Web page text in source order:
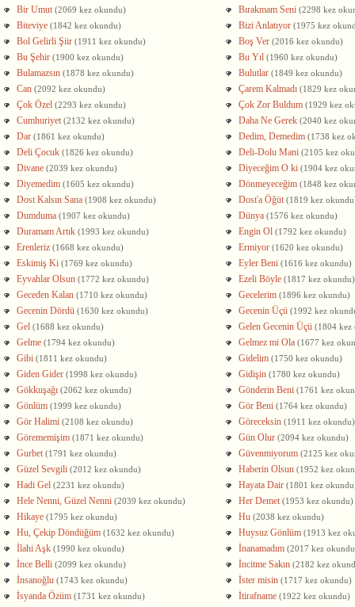
Bir Umut (2069 kez okundu) Bırakmam Seni (2298 kez
Biteviye (1842 kez okundu) Bizi Anlatıyor (1975 kez
Bol Gelirli Şiir (1911 kez okundu) Boş Ver (2016 kez okundu)
Bu Şehir (1900 kez okundu) Bu Yıl (1960 kez okundu)
Bulamazsın (1878 kez okundu) Bulutlar (1849 kez okundu)
Can (2092 kez okundu) Çarem Kalmadı (1829 kez
Çok Özel (2293 kez okundu) Çok Zor Buldum (1929 kez
Cumhuriyet (2132 kez okundu) Daha Ne Gerek (2040 kez
Dar (1861 kez okundu) Dedim, Demedim (1738 kez
Deli Çocuk (1826 kez okundu) Deli-Dolu Mani (2105 kez
Divane (2039 kez okundu) Diyeceğim O ki (1904 kez
Diyemedim (1605 kez okundu) Dönmeyeceğim (1848 kez
Dost Kalsın Sana (1908 kez okundu) Dost'a Öğüt (1819 kez
Dumduma (1907 kez okundu) Dünya (1576 kez okundu)
Duramam Artık (1993 kez okundu) Engin Ol (1792 kez okundu)
Erenleriz (1668 kez okundu) Ermiyor (1620 kez okundu)
Eskimiş Ki (1769 kez okundu) Eyler Beni (1616 kez okundu)
Eyvahlar Olsun (1772 kez okundu) Ezeli Böyle (1817 kez okundu)
Geceden Kalan (1710 kez okundu) Gecelerim (1896 kez okundu)
Gecenin Dördü (1630 kez okundu) Gecenin Üçü (1992 kez
Gel (1688 kez okundu) Gelen Gecenin Üçü (1804 kez
Gelme (1794 kez okundu) Gelmez mi Ola (1677 kez
Gibi (1811 kez okundu) Gidelim (1750 kez okundu)
Giden Gider (1998 kez okundu) Gidişin (1780 kez okundu)
Gökkuşağı (2062 kez okundu) Gönderin Beni (1761 kez
Gönlüm (1999 kez okundu) Gör Beni (1764 kez okundu)
Gör Halimi (2108 kez okundu) Göreceksin (1911 kez okundu)
Görememişim (1871 kez okundu) Gün Olur (2094 kez okundu)
Gurbet (1791 kez okundu) Güvenmiyorum (2125 kez
Güzel Sevgili (2012 kez okundu) Haberin Olsun (1952 kez
Hadi Gel (2231 kez okundu) Hayata Dair (1801 kez
Hele Nenni, Güzel Nenni (2039 kez okundu) Her Demet (1953 kez okundu)
Hikaye (1795 kez okundu) Hu (2038 kez okundu)
Hu, Çekip Döndüğüm (1632 kez okundu) Huysuz Gönlüm (1913 kez
İlahi Aşk (1990 kez okundu) İnanamadım (2017 kez
İnce Belli (2099 kez okundu) İncitme Sakın (2182 kez
İnsanoğlu (1743 kez okundu) İster misin (1717 kez okundu)
İsyanda Özüm (1731 kez okundu) İtirafname (1922 kez okundu)